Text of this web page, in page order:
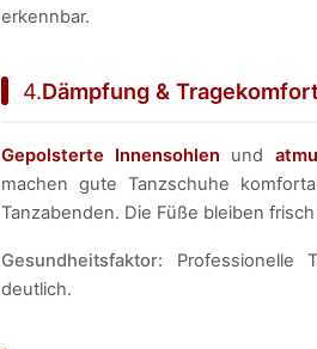
erkennbar.
4.Dämpfung &
Gepolsterte Innensohlen und
machen gute Tanzschuhe
Tanzabenden. Die Füße bleiben
Gesundheitsfaktor: Professionelle
deutlich.